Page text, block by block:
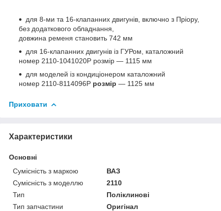
для 8-ми та 16-клапанних двигунів, включно з Пріору,
без додаткового обладнання,
довжина ременя становить 742 мм
для 16-клапанних двигунів із ГУРом, каталожний
номер 2110-1041020Р розмір — 1115 мм
для моделей із кондиціонером каталожний
номер 2110-8114096Р розмір — 1125 мм
Приховати
Характеристики
Основні
Сумісність з маркою
ВАЗ
Сумісність з моделлю
2110
Тип
Поліклинові
Тип запчастини
Оригінал